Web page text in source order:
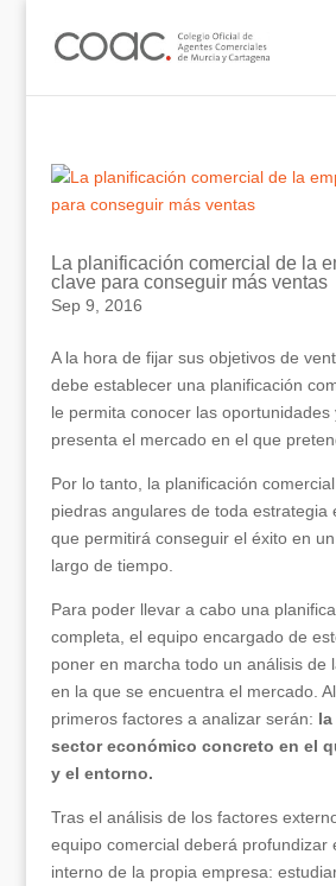
La planificación comercial de la
clave para conseguir más ventas
Sep 9, 2016
A la hora de fijar sus objetivos de
debe establecer una planificación
le permita conocer las oportunidades
presenta el mercado en el que
Por lo tanto, la planificación
piedras angulares de toda estrategia
que permitirá conseguir el éxito en
largo de tiempo.
Para poder llevar a cabo una
completa, el equipo encargado de
poner en marcha todo un análisis de
en la que se encuentra el mercado.
primeros factores a analizar serán:
sector económico concreto en el
y el entorno.
Tras el análisis de los factores
equipo comercial deberá profundizar
interno de la propia empresa: